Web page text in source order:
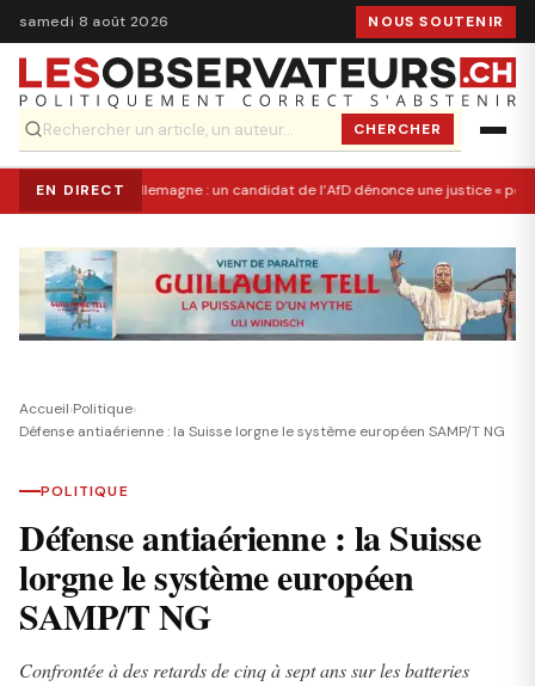
samedi 8 août 2026 NOUS SOUTENIR
CHERCHER
EN DIRECT Allemagne : un candidat de l’AfD dénonce une justice «
Accueil›Politique›
Défense antiaérienne : la Suisse lorgne le système européen SAMP/T NG
POLITIQUE
Défense antiaérienne : la Suisse
lorgne le système européen
SAMP/T NG
Confrontée à des retards de cinq à sept ans sur les batteries